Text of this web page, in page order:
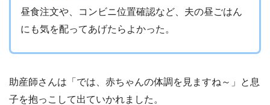
昼食注文や、コンビニ位置確認など、夫の昼ごはん
にも気を配ってあげたらよかった。
助産師さんは「では、赤ちゃんの体調を見ますね～」と息
子を抱っこして出ていかれました。